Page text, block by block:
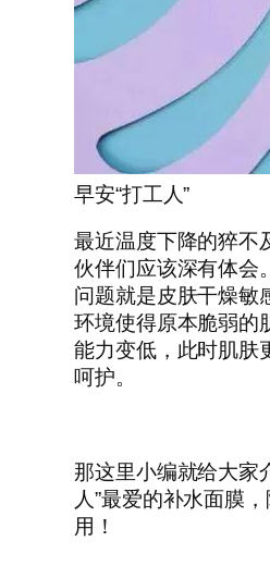
早安“打工人”
最近温度下降的猝不
伙伴们应该深有体会
问题就是皮肤干燥敏
环境使得原本脆弱的
能力变低，此时肌肤
呵护。
那这里小编就给大家
人”最爱的补水面膜
用！